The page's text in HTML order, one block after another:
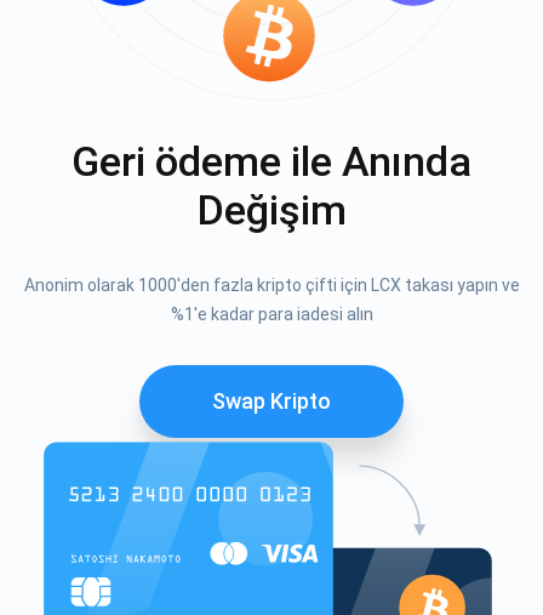
Geri ödeme ile Anında
Değişim
Anonim olarak 1000'den fazla kripto çifti için LCX takası yapın ve
%1'e kadar para iadesi alın
Swap Kripto